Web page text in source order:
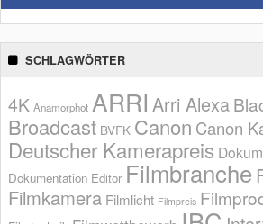
SCHLAGWÖRTER
4K Anamorphot ARRI Arri Alexa
Broadcast BVFK Canon Canon
Deutscher Kamerapreis
Dokumentation Editor Filmbranche
Filmkamera Filmlicht Filmpreis